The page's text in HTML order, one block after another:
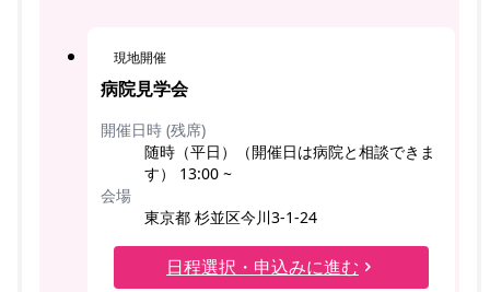
現地開催
病院見学会
開催日時 (残席)
随時（平日）（開催日は病院と相談できま
す） 13:00 ~
会場
東京都 杉並区今川3-1-24
日程選択・申込みに進む